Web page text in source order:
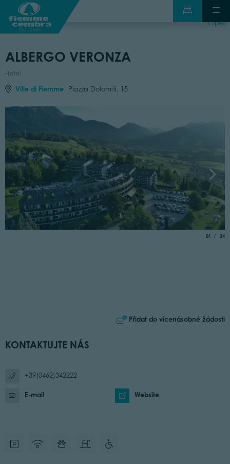
zpět
ALBERGO VERONZA
Hotel
Ville di Fiemme Piazza Dolomiti, 15
01 of
34
Přidat do vícenásobné žádosti
KONTAKTUJTE NÁS
+39(0462)342222
E-mail Website